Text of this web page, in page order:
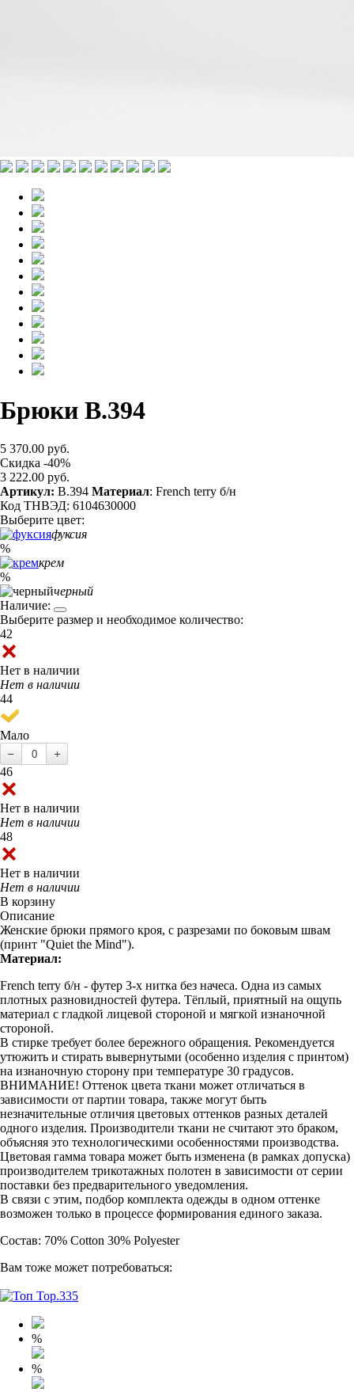
Брюки B.394
5 370.00 руб.
Скидка -40%
3 222.00 руб.
Артикул: B.394 Материал: French terry б/н
Код ТНВЭД: 6104630000
Выберите цвет:
фуксия
%
крем
%
черный
Наличие:
Выберите размер и необходимое количество:
42
Нет в наличии
Нет в наличии
44
Мало
46
Нет в наличии
Нет в наличии
48
Нет в наличии
Нет в наличии
В корзину
Описание
Женские брюки прямого кроя, с разрезами по боковым швам
(принт "Quiet the Mind").
Материал:
French terry б/н - футер 3-х нитка без начеса. Одна из самых
плотных разновидностей футера. Тёплый, приятный на ощупь
материал с гладкой лицевой стороной и мягкой изнаночной
стороной.
В стирке требует более бережного обращения. Рекомендуется
утюжить и стирать вывернутыми (особенно изделия с принтом)
на изнаночную сторону при температуре 30 градусов.
ВНИМАНИЕ! Оттенок цвета ткани может отличаться в
зависимости от партии товара, также могут быть
незначительные отличия цветовых оттенков разных деталей
одного изделия. Производители ткани не считают это браком,
объясняя это технологическими особенностями производства.
Цветовая гамма товара может быть изменена (в рамках допуска)
производителем трикотажных полотен в зависимости от серии
поставки без предварительного уведомления.
В связи с этим, подбор комплекта одежды в одном оттенке
возможен только в процессе формирования единого заказа.
Состав: 70% Cotton 30% Polyester
Вам тоже может потребоваться:
%
%